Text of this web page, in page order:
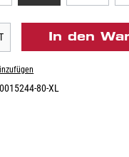
In den
80-XL